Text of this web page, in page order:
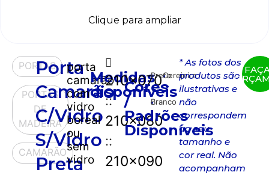
Clique para ampliar
PORTAS
PORTAS
DE
MADEIRA
CAMARÃO
Porta
Camarão
C/vidro
S/vidro
Preta
porta
camarão
com
vidro
boreal
ou
sem
vidro
Medidas
disponíveis
210x070
::
210x080
::
210x090
Cores
/
Padrões
Disponíveis
PretoCerejeira
Branco
* As fotos dos
produtos são
ilustrativas e
não
correspondem
ao seu
tamanho e
cor real. Não
acompanham